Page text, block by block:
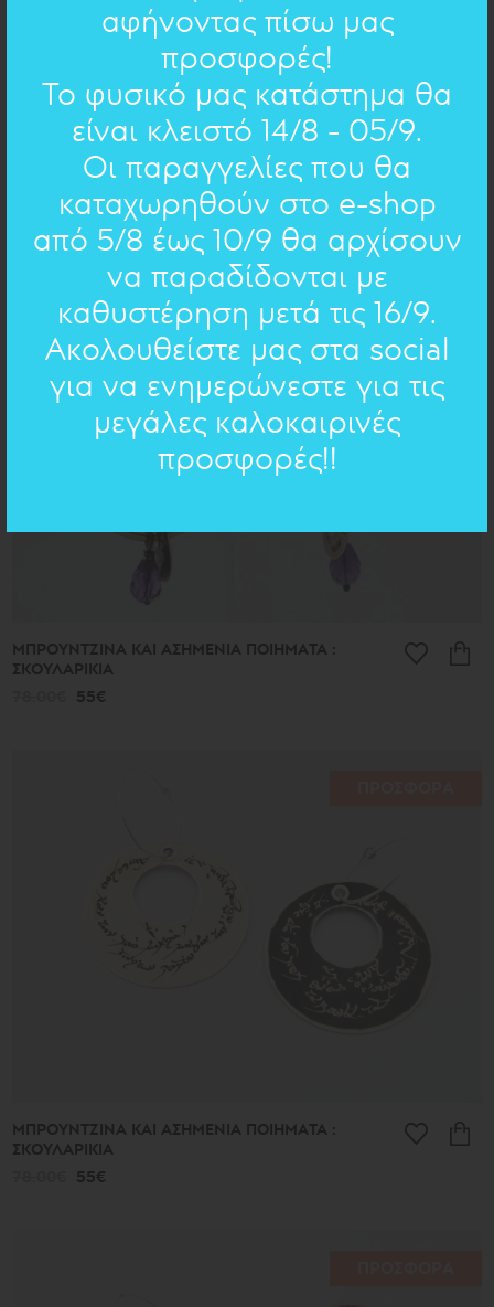
ΜΠΡΟΥΝΤΖΙΝΑ ΚΑΙ ΑΣΗΜΕΝΙΑ ΠΟΙΗΜΑΤΑ :
78.00€ 55€
ΠΡΟΣΦΟΡΑ
ΜΠΡΟΥΝΤΖΙΝΑ ΚΑΙ ΑΣΗΜΕΝΙΑ ΠΟΙΗΜΑΤΑ :
ΣΚΟΥΛΑΡΙΚΙΑ
55€
ΜΠΡΟΥΝΤΖΙΝΑ ΚΑΙ ΑΣΗΜΕΝΙΑ ΠΟΙΗΜΑΤΑ :
ΣΚΟΥΛΑΡΙΚΙΑ
55€
αφήνοντας πίσω μας
προσφορές!
Το φυσικό μας κατάστημα θα
είναι κλειστό 14/8 - 05/9.
Οι παραγγελίες που θα
καταχωρηθούν στο e-shop
από 5/8 έως 10/9 θα αρχίσουν
να παραδίδονται με
καθυστέρηση μετά τις 16/9.
Ακολουθείστε μας στα social
για να ενημερώνεστε για τις
μεγάλες καλοκαιρινές
προσφορές!!